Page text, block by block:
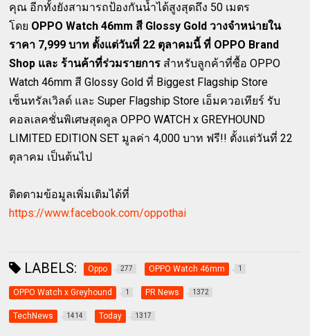
คุณ อีกทั้งยังสามารถป้องกันน้ำได้สูงสุดถึง 50 เมตร
โดย OPPO Watch 46mm สี Glossy Gold วางจำหน่ายใน
ราคา 7,999 บาท ตั้งแต่วันที่ 22 ตุลาคมนี้ ที่ OPPO Brand
Shop และ ร้านค้าที่ร่วมรายการ สำหรับลูกค้าที่ซื้อ OPPO
Watch 46mm สี Glossy Gold ที่ Biggest Flagship Store
เซ็นทรัลเวิลด์ และ Super Flagship Store เอ็มควอเทียร์ รับ
คอลเลคชั่นพิเศษสุดคูล OPPO WATCH x GREYHOUND
LIMITED EDITION SET มูลค่า 4,000 บาท ฟรี!! ตั้งแต่วันที่ 22
ตุลาคม เป็นต้นไป
ติดตามข้อมูลเพิ่มเติมได้ที่
https://www.facebook.com/oppothai
LABELS: Oppo 277 OPPO Watch 46mm 1
OPPO Watch x Greyhound 1 PR News 1372
TechNews 1414 Today 1317